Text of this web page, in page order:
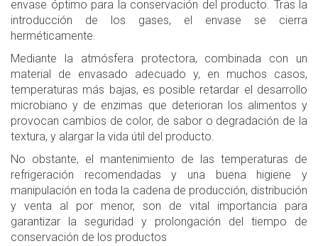
envase óptimo para la conservación del producto. Tras la
introducción de los gases, el envase se cierra
herméticamente.
Mediante la atmósfera protectora, combinada con un
material de envasado adecuado y, en muchos casos,
temperaturas más bajas, es posible retardar el desarrollo
microbiano y de enzimas que deterioran los alimentos y
provocan cambios de color, de sabor o degradación de la
textura, y alargar la vida útil del producto.
No obstante, el mantenimiento de las temperaturas de
refrigeración recomendadas y una buena higiene y
manipulación en toda la cadena de producción, distribución
y venta al por menor, son de vital importancia para
garantizar la seguridad y prolongación del tiempo de
conservación de los productos